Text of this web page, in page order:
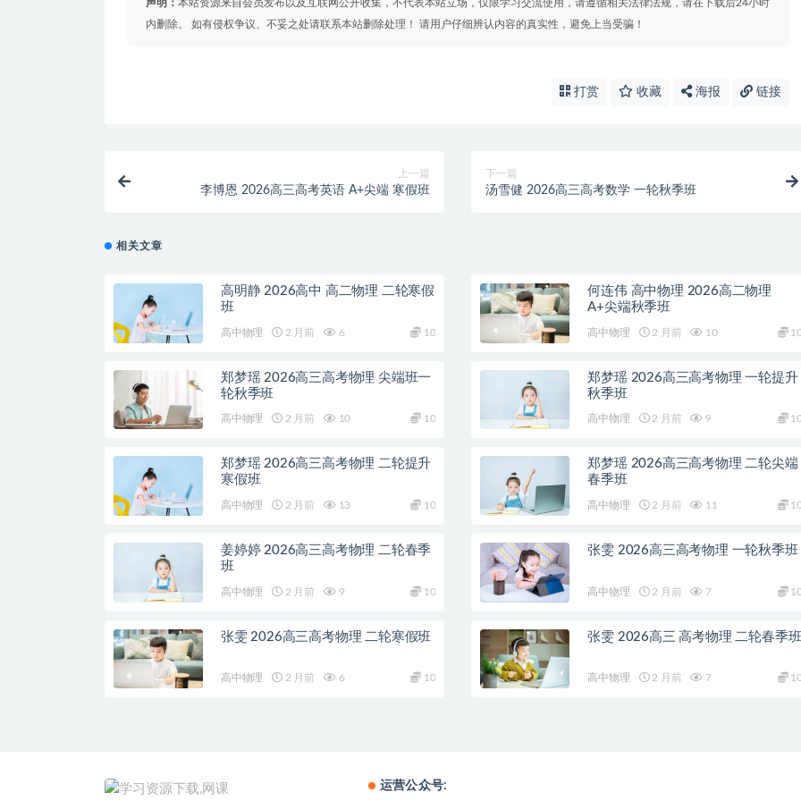
声明： 本站资源来自会员发布以及互联网公开收集，不代表本站立场，仅限学习交流使用，请遵循相关法律法规，请在下载后24小时
内删除。 如有侵权争议、不妥之处请联系本站删除处理！ 请用户仔细辨认内容的真实性，避免上当受骗！
打赏 收藏 海报 链接
上一篇
李博恩 2026高三高考英语 A+尖端 寒假班
下一篇
汤雪健 2026高三高考数学 一轮秋季班
相关文章
高明静 2026高中 高二物理 二轮寒假
班
高中物理 2 月前 6 10
何连伟 高中物理 2026高二物理
A+尖端秋季班
高中物理 2 月前 10
郑梦瑶 2026高三高考物理 尖端班一
轮秋季班
高中物理 2 月前 10 10
郑梦瑶 2026高三高考物理 一轮提升
秋季班
高中物理 2 月前 9
郑梦瑶 2026高三高考物理 二轮提升
寒假班
高中物理 2 月前 13 10
郑梦瑶 2026高三高考物理 二轮尖端
春季班
高中物理 2 月前 11
姜婷婷 2026高三高考物理 二轮春季
班
高中物理 2 月前 9 10
张雯 2026高三高考物理 一轮秋季班
高中物理 2 月前 7
张雯 2026高三高考物理 二轮寒假班
高中物理 2 月前 6 10
张雯 2026高三 高考物理 二轮春季班
高中物理 2 月前 7
运营公众号: